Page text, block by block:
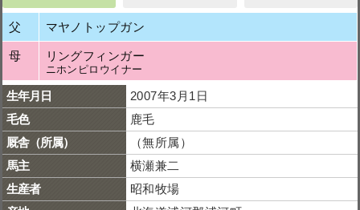
父 マヤノトップガン
母 リングフィンガー
ニホンピロウイナー
生年月日
2007年3月1日
毛色
鹿毛
厩舎（所属）
（無所属）
馬主
横瀬兼二
生産者
昭和牧場